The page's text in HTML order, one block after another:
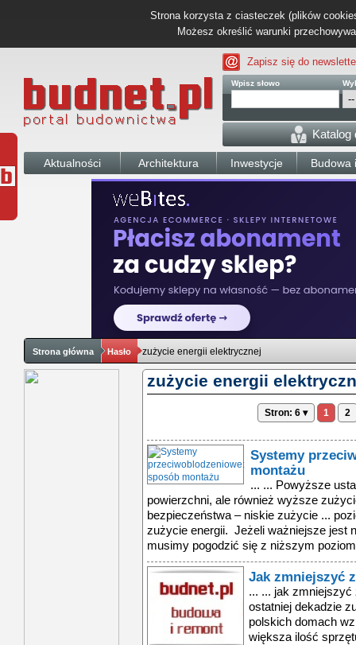
Strona korzysta z ciasteczek (plików
Możesz określić warunki
Zapisz się do
Wpisz słowo
Katalog
Aktualności Architektura Inwestycje Budowa
Strona główna Hasło zużycie energii elektrycznej
zużycie energii
Stron: 6 ▾ 1 2
Systemy
montażu
... ... Powyższe
powierzchni, ale również wyższe
bezpieczeństwa – niskie zużycie ...
zużycie energii. Jeżeli ważniejsze jest
musimy pogodzić się z niższym
Jak zmniejszyć
... ... jak
ostatniej dekadzie
polskich domach
większa ilość